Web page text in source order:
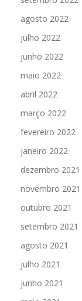
agosto 2022
julho 2022
junho 2022
maio 2022
abril 2022
março 2022
fevereiro 2022
janeiro 2022
dezembro 2021
novembro 2021
outubro 2021
setembro 2021
agosto 2021
julho 2021
junho 2021